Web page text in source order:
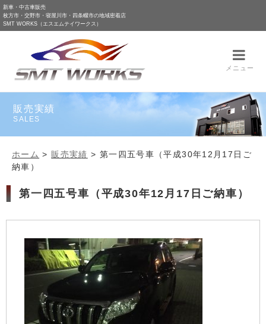
新車・中古車販売
枚方市・交野市・寝屋川市・四条畷市の地域密着店
SMT WORKS（エスエムテイワークス）
メニュー
販売実績
SALES
ホーム >販売実績 > 第一四五号車（平成30年12月17日ご
納車）
第一四五号車（平成30年12月17日ご納車）